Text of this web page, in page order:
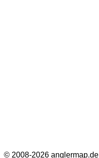
© 2008-2026 anglermap.de